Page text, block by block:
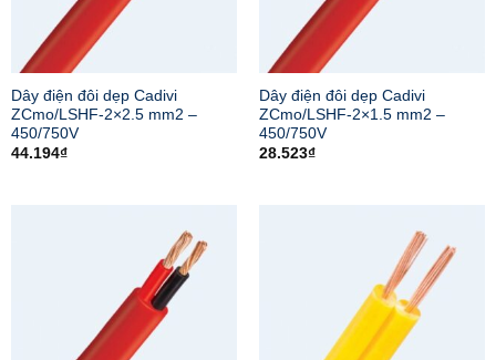
Dây điện đôi dẹp Cadivi
ZCmo/LSHF-2×2.5 mm2 –
450/750V
44.194₫
Dây điện đôi dẹp Cadivi
ZCmo/LSHF-2×1.5 mm2 –
450/750V
28.523₫